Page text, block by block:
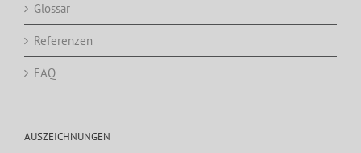
Glossar
Referenzen
FAQ
AUSZEICHNUNGEN